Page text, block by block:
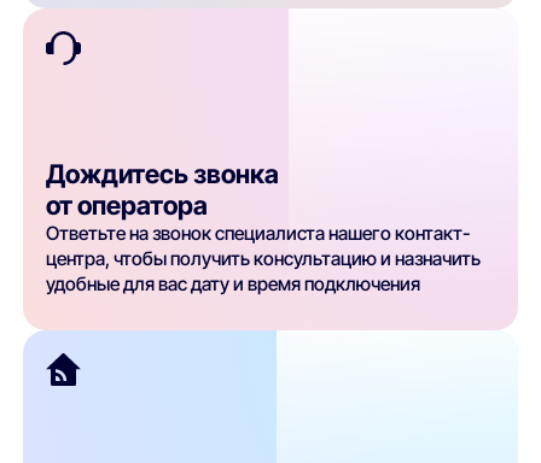
Дождитесь звонка
от оператора
Ответьте на звонок специалиста нашего контакт-
центра, чтобы получить консультацию и назначить
удобные для вас дату и время подключения